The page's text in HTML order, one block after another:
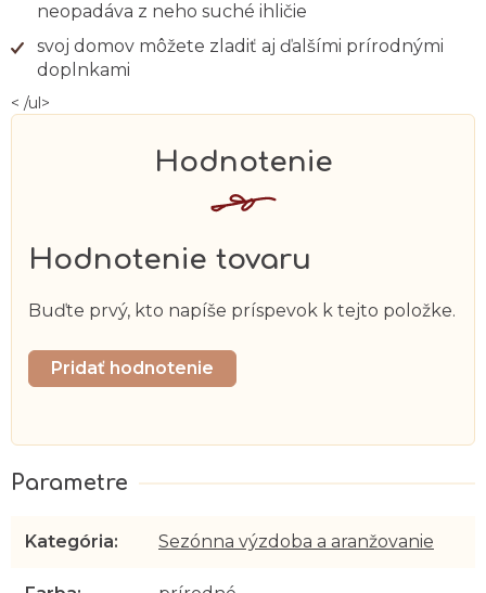
neopadáva z neho suché ihličie
svoj domov môžete zladiť aj ďalšími prírodnými
doplnkami
< /ul>
Hodnotenie tovaru
Buďte prvý, kto napíše príspevok k tejto položke.
Pridať hodnotenie
Kategória: Sezónna výzdoba a aranžovanie